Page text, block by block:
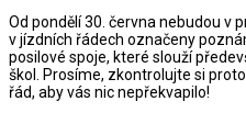
Od pondělí 30. června nebudou v
v jízdních řádech označeny
posilové spoje, které slouží
škol. Prosíme, zkontrolujte si
řád, aby vás nic nepřekvapilo!